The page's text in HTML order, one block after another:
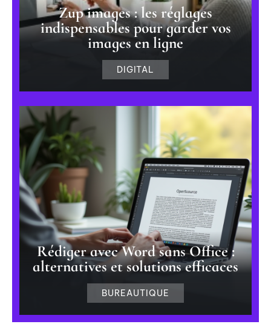
Zup images : les réglages
indispensables pour garder vos
images en ligne
DIGITAL
Rédiger avec Word sans Office :
alternatives et solutions efficaces
BUREAUTIQUE